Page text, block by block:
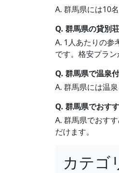
A. 群馬県には10
Q. 群馬県の貸別
A. 1人あたりの参
です。格安プラ
Q. 群馬県で温泉
A. 群馬県には温
Q. 群馬県でおす
A. 群馬県でおす
だけます。
カテゴ